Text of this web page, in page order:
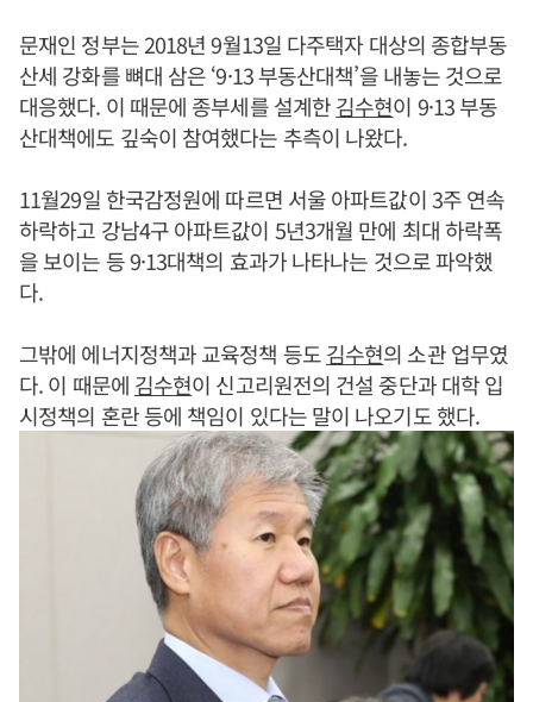
문재인 정부는 2018년 9월13일 다주택자 대상의 종합부동
산세 강화를 뼈대 삼은 ‘9·13 부동산대책’을 내놓는 것으로
대응했다. 이 때문에 종부세를 설계한김수현이 9·13 부동
산대책에도 깊숙이 참여했다는 추측이 나왔다.
11월29일 한국감정원에 따르면 서울 아파트값이 3주 연속
하락하고 강남4구 아파트값이 5년3개월 만에 최대 하락폭
을 보이는 등 9·13대책의 효과가 나타나는 것으로 파악했
다.
그밖에 에너지정책과 교육정책 등도김수현의 소관 업무였
다. 이 때문에 김수현이 신고리원전의 건설 중단과 대학 입
시정책의 혼란 등에 책임이 있다는 말이 나오기도 했다.